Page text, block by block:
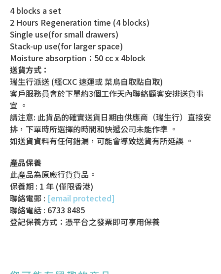
4 blocks a set
2 Hours Regeneration time (4 blocks)
Single use(for small drawers)
Stack-up use(for larger space)
Moisture absorption：50 cc x 4block
送貨方式：
瑞生行派送 (經CXC 速運或 菜鳥自取點自取)
客戶服務員會於下單約3個工作天內聯絡顧客安排送貨事
宜 。
請注意: 此貨品的確實送貨日期由供應商（瑞生行）直接安
排，下單時所選擇的時間和快遞公司未能作準 。
如送貨資料有任何錯漏，可能會導致送貨有所延誤 。
產品保養
此產品為原廠行貨貨品。
保養期 : 1 年 (僅限香港)
聯絡電郵 : [email protected]
聯絡電話 : 6733 8485
登記保養方式：憑平台之發票即可享用保養